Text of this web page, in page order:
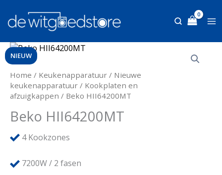
naar
de
inhoud
NIEUW
Home / Keukenapparatuur / Nieuwe
keukenapparatuur / Kookplaten en
afzuigkappen / Beko HII64200MT
Beko HII64200MT
4Kookzones
7200W / 2 fasen